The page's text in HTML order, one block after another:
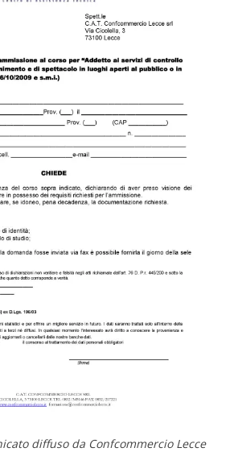
diffuso da Confcommercio Lecce